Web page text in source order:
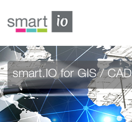
smart.IO for GIS / CAD